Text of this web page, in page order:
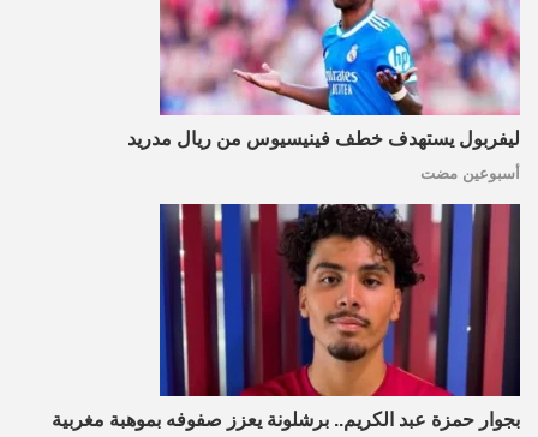
ليفربول يستهدف خطف فينيسيوس من ريال مدريد
أسبوعين مضت
بجوار حمزة عبد الكريم.. برشلونة يعزز صفوفه بموهبة مغربية